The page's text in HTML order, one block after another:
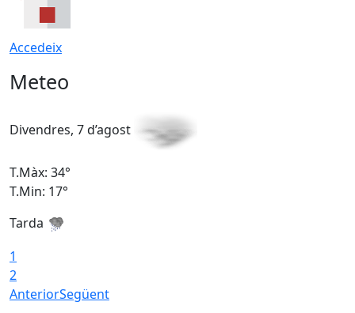
Accedeix
Meteo
Divendres, 7 d’agost
T.Màx: 34°
T.Min: 17°
Tarda
1
2
AnteriorSegüent